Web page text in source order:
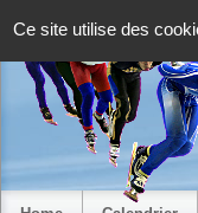
Ce site utilise des